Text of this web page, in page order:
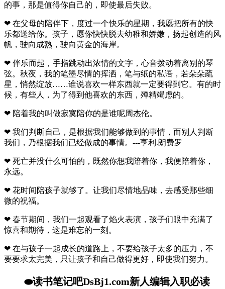
的事，那是值得你自己的，即使最后失败。
❤ 在父母的陪伴下，度过一个快乐的星期，我愿把所有的快
乐都送给你。孩子，愿你快快脱去幼稚和娇嫩，扬起创造的风
帆，驶向成熟，驶向黄金的海岸。
❤ 伴乐而起，手指跳动出浓情的文字，心音拨动着离别的琴
弦。秋夜，我的笔墨尽情的挥洒，笔与纸的私语，若朵朵疏
星，悄然绽放……谁说喜欢一样东西就一定要得到它。有的时
候，有些人，为了得到他喜欢的东西，殚精竭虑的。
❤ 陪着我的叫做寂寞陪你的是谁呢周杰伦。
❤ 我们判断自己，是根据我们能够做到的事情，而别人判断
我们，乃根据我们已经做成的事情。---亨利.朗费罗
❤ 死亡并没什么可怕的，既然你想我陪着你，我便陪着你，
永远。
❤ 花时间陪孩子就够了。让我们尽情地品味，去感受那些细
微的祝福。
❤ 春节期间，我们一起观看了焰火表演，孩子们眼中充满了
惊喜和期待，这是难忘的一刻。
❤ 在与孩子一起成长的道路上，不要给孩子太多的压力，不
要要求太完美，只让孩子和自己做得更好，即使我们努力。
⬬读书笔记吧DsBj1.com新人编辑入职必读